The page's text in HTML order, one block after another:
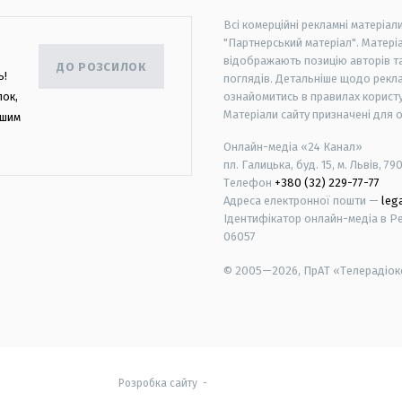
ДО РОЗСИЛОК
Всі комерційні рекламні
"Партнерський матеріал".
відображають позицію авторів
поглядів. Детальніше щодо
ознайомитись в правилах
Матеріали сайту призначені для
Онлайн-медіа «24 Канал»
пл. Галицька, буд. 15, м. Львів,
Телефон +380 (32) 229-77-77
Адреса електронної пошти —
Ідентифікатор онлайн-медіа в
06057
© 2005—2026, ПрАТ
Розробка сайту-